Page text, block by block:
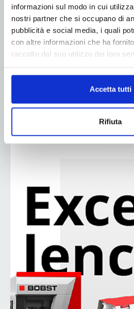
informazioni sul modo in cui
nostri partner che si occupano di
pubblicità e social media, i quali
con altre informazioni che ha
raccolto dal suo utilizzo dei loro
Accetta tutti
Rifiuta
firmataria della proposta di legge
Leggi di più
58 59 60
ADV